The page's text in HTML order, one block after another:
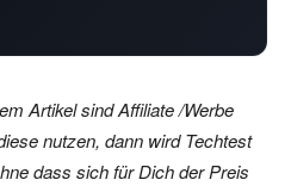
Artikel sind Affiliate /Werbe
nutzen, dann wird Techtest
dass sich für Dich der Preis